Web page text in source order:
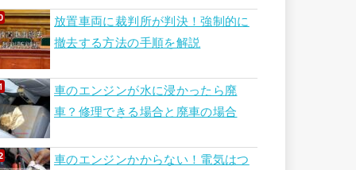
放置車両に裁判所が判決！強制的に
撤去する方法の手順を解説
車のエンジンが水に浸かったら廃
車？修理できる場合と廃車の場合
車のエンジンかからない！電気はつ